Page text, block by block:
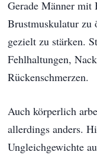
Gerade Männer mit
Brustmuskulatur zu
gezielt zu stärken.
Fehlhaltungen,
Rückenschmerzen.
Auch körperlich
allerdings anders.
Ungleichgewichte